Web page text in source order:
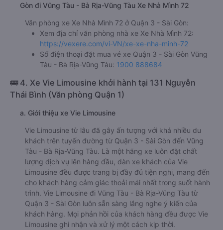
Gòn đi Vũng Tàu - Bà Rịa-Vũng Tàu Xe Nhà Mình 72
Văn phòng xe Xe Nhà Mình 72 ở Quận 3 - Sài Gòn:
Xem địa chỉ văn phòng nhà xe Xe Nhà Mình 72:
https://vexere.com/vi-VN/xe-xe-nha-minh-72
Số điện thoại đặt mua vé xe Quận 3 - Sài Gòn Vũng
Tàu - Bà Rịa-Vũng Tàu: 1900 888684
🚌 4. Xe Vie Limousine khởi hành tại 131 Nguyễn
Thái Bình (Văn phòng Quận 1)
a. Giới thiệu xe Vie Limousine
Vie Limousine từ lâu đã gây ấn tượng với khá nhiều du
khách trên tuyến đường từ Quận 3 - Sài Gòn đến Vũng
Tàu - Bà Rịa-Vũng Tàu. Là một hãng xe luôn đặt chất
lượng dịch vụ lên hàng đầu, dàn xe khách của Vie
Limousine đều được trang bị đầy đủ tiện nghi, mang đến
cho khách hàng cảm giác thoải mái nhất trong suốt hành
trình. Vie Limousine đi Vũng Tàu - Bà Rịa-Vũng Tàu từ
Quận 3 - Sài Gòn luôn sẵn sàng lắng nghe ý kiến của
khách hàng. Mọi phản hồi của khách hàng đều được Vie
Limousine ghi nhận và xử lý một cách kịp thời.